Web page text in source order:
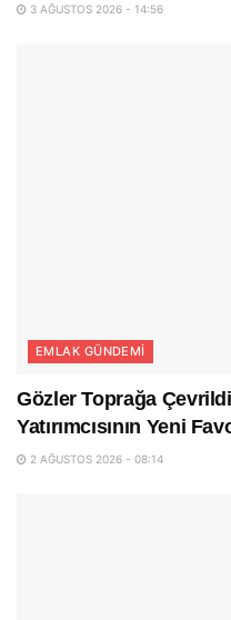
3 AĞUSTOS 2026 - 14:56
EMLAK GÜNDEMI
Gözler Toprağa
Yatırımcısının Yeni
2 AĞUSTOS 2026 - 08:14